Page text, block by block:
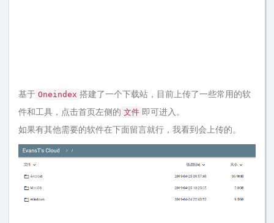
基于 Oneindex 搭建了一个下载站，目前上传了一些常用的软
件和工具，点击首页左侧的 文件 即可进入。
如果有其他需要的软件在下面留言就行，我看到会上传的。